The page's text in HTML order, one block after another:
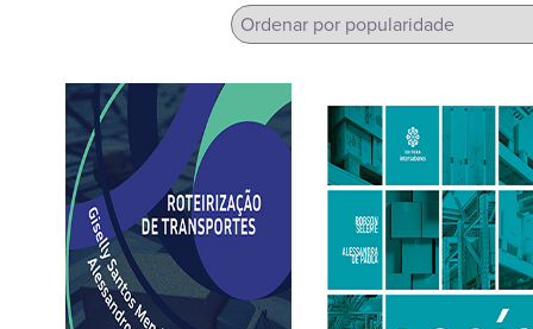
popularidade